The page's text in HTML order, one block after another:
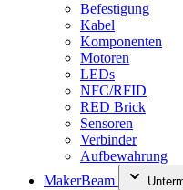
Befestigung
Kabel
Komponenten
Motoren
LEDs
NFC/RFID
RED Brick
Sensoren
Verbinder
Aufbewahrung
MakerBeam